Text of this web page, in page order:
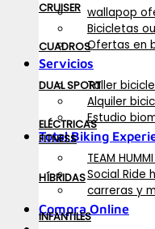
wallapop
Bicicletas
Ofertas en
Servicios
Taller
Alquiler
Estudio
Total Biking
TEAM HUMMI
Social Ride
carreras y
Compra Online
CRUISER
CUADROS
DUAL SPORT
ELÉCTRICAS
FITNESS
HÍBRIDAS
INFANTILES